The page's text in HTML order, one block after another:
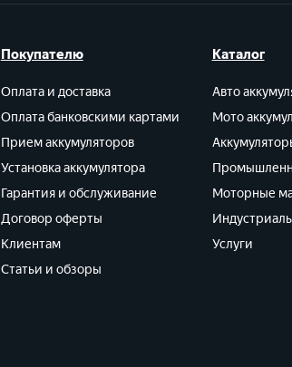
Покупателю
Оплата и доставка
Оплата банковскими картами
Прием аккумуляторов
Установка аккумулятора
Гарантия и обслуживание
Договор оферты
Клиентам
Статьи и обзоры
Каталог
Авто
Мото
Моторные
Услуги